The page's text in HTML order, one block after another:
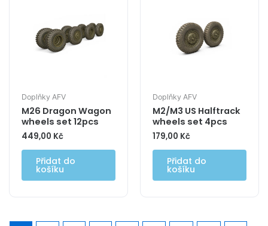
Doplňky AFV
M26 Dragon Wagon
wheels set 12pcs
449,00 Kč
Přidat do
košíku
Doplňky AFV
M2/M3 US Halftrack
wheels set 4pcs
179,00 Kč
Přidat do
košíku